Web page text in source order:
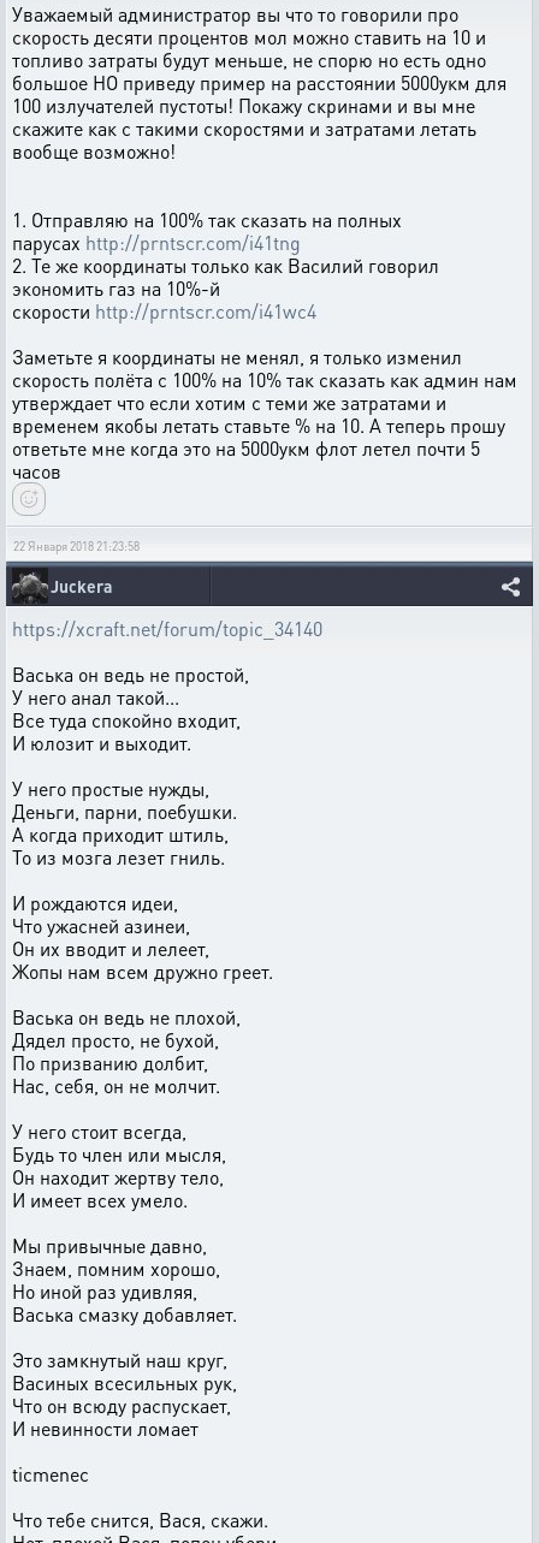
Уважаемый администратор вы что то говорили про
скорость десяти процентов мол можно ставить на 10 и
топливо затраты будут меньше, не спорю но есть одно
большое НО приведу пример на расстоянии 5000укм для
100 излучателей пустоты! Покажу скринами и вы мне
скажите как с такими скоростями и затратами летать
вообще возможно!
1. Отправляю на 100% так сказать на полных
парусах http://prntscr.com/i41tng
2. Те же координаты только как Василий говорил
экономить газ на 10%-й
скорости http://prntscr.com/i41wc4
Заметьте я координаты не менял, я только изменил
скорость полёта с 100% на 10% так сказать как админ нам
утверждает что если хотим с теми же затратами и
временем якобы летать ставьте % на 10. А теперь прошу
ответьте мне когда это на 5000укм флот летел почти 5
часов
22 Января 2018 21:23:58
Juckera
https://xcraft.net/forum/topic_34140
Васька он ведь не простой,
У него анал такой...
Все туда спокойно входит,
И юлозит и выходит.
У него простые нужды,
Деньги, парни, поебушки.
А когда приходит штиль,
То из мозга лезет гниль.
И рождаются идеи,
Что ужасней азинеи,
Он их вводит и лелеет,
Жопы нам всем дружно греет.
Васька он ведь не плохой,
Дядел просто, не бухой,
По призванию долбит,
Нас, себя, он не молчит.
У него стоит всегда,
Будь то член или мысля,
Он находит жертву тело,
И имеет всех умело.
Мы привычные давно,
Знаем, помним хорошо,
Но иной раз удивляя,
Васька смазку добавляет.
Это замкнутый наш круг,
Васиных всесильных рук,
Что он всюду распускает,
И невинности ломает
ticmenec
Что тебе снится, Вася, скажи.